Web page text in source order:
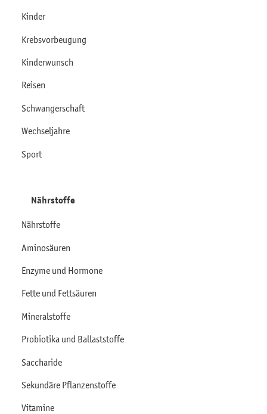
Kinder
Krebsvorbeugung
Kinderwunsch
Reisen
Schwangerschaft
Wechseljahre
Sport
Nährstoffe
Nährstoffe
Aminosäuren
Enzyme und Hormone
Fette und Fettsäuren
Mineralstoffe
Probiotika und Ballaststoffe
Saccharide
Sekundäre Pflanzenstoffe
Vitamine